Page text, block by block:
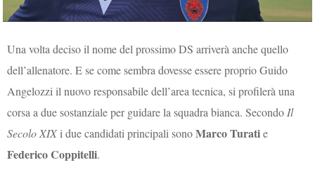
Una volta deciso il nome del prossimo DS arriverà anche quello
dell’allenatore. E se come sembra dovesse essere proprio Guido
Angelozzi il nuovo responsabile dell’area tecnica, si profilerà una
corsa a due sostanziale per guidare la squadra bianca. Secondo Il
Secolo XIXi due candidati principali sonoMarco Turatie
Federico Coppitelli.